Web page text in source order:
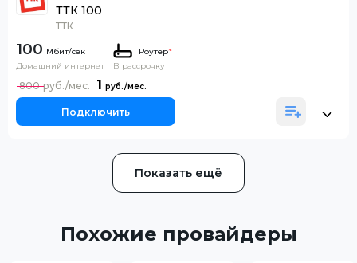
ТТК 100
ТТК
100
Домашний интернет
Роутер*
В рассрочку
1
800
Подключить
Показать ещё
Похожие провайдеры